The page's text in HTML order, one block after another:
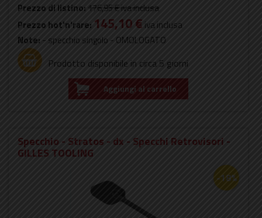
Prezzo di listino:176,95 €iva inclusa
Prezzo hot'n'rare: 145,10 € iva inclusa
Note: - specchio singolo - OMOLOGATO
Prodotto disponibile in circa 5 giorni
Aggiungi al carrello
Specchio - Stratos - dx - Specchi Retrovisori -
GILLES TOOLING
-18%